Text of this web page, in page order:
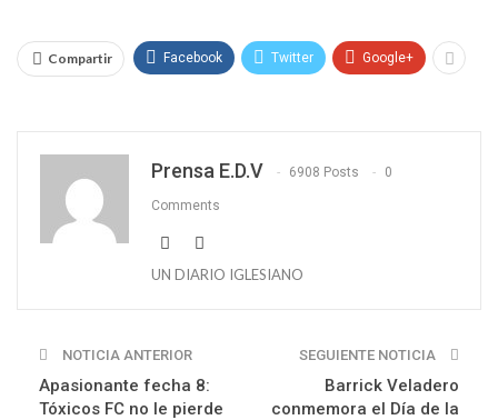
Compartir Facebook Twitter Google+
Prensa E.D.V 6908 Posts 0
Comments
UN DIARIO IGLESIANO
NOTICIA ANTERIOR
Apasionante fecha 8:
Tóxicos FC no le pierde
SEGUIENTE NOTICIA
Barrick Veladero
conmemora el Día de la